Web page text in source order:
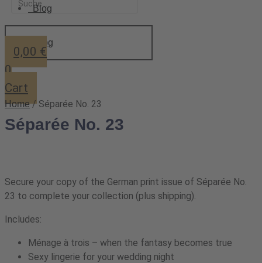
Blog
Blog
0,00 €
0
Cart
Home/ Séparée No. 23
Séparée No. 23
Secure your copy of the German print issue of Séparée No.
23 to complete your collection (plus shipping).
Includes:
Ménage à trois – when the fantasy becomes true
Sexy lingerie for your wedding night